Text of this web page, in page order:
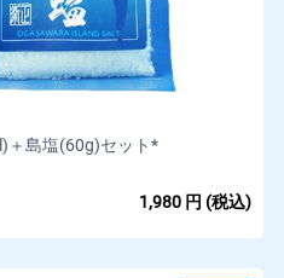
＋島塩(60g)セット*
1,980 円 (税込)